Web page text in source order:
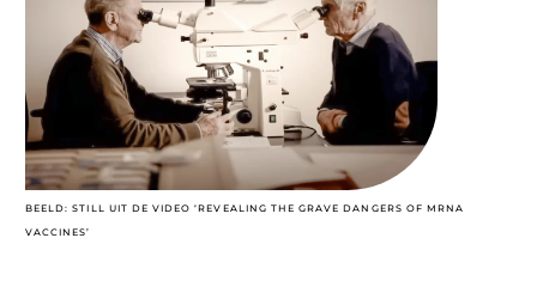
BEELD: STILL UIT DE VIDEO ‘REVEALING THE GRAVE DANGERS OF MRNA
VACCINES’